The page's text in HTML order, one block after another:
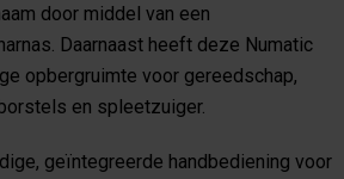
door middel van een
Daarnaast heeft deze Numatic
opbergruimte voor gereedschap,
en spleetzuiger.
geïntegreerde handbediening voor